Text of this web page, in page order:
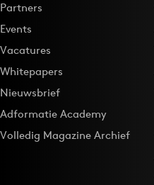
Partners
Events
Vacatures
Whitepapers
Nieuwsbrief
Adformatie Academy
Volledig Magazine Archief